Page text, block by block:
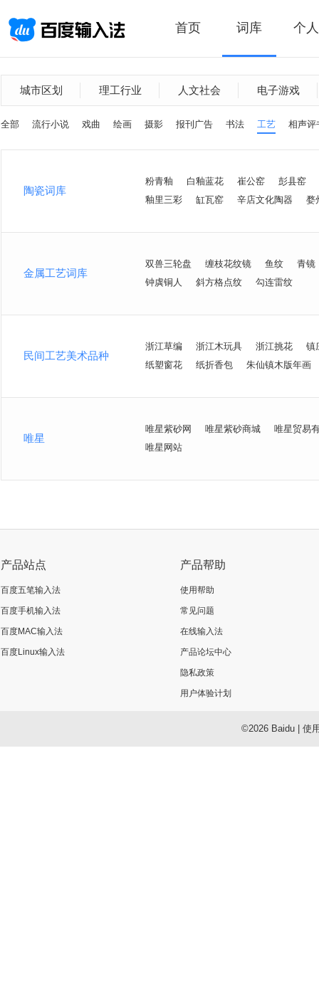
首页 词库 个
城市区划 理工行业 人文社会 电子游戏
全部 流行小说 戏曲 绘画 摄影 报刊广告 书法 工艺 相声评
陶瓷词库
粉青釉 白釉蓝花 崔公窑
彭县窑
釉里三彩
缸瓦窑 辛店文化陶器 婺
金属工艺词库
双兽三轮盘 缠枝花纹镜 鱼纹
青镜
钟虡铜人
斜方格点纹 勾连雷纹
民间工艺美术品种
浙江草编 浙江木玩具 浙江挑花
镇
纸塑窗花
纸折香包 朱仙镇木版年画
唯星
唯星紫砂网 唯星紫砂商城
唯星贸易
唯星网站
产品站点
百度五笔输入法
百度手机输入法
百度MAC输入法
百度Linux输入法
产品帮助
使用帮助
常见问题
在线输入法
产品论坛中心
隐私政策
用户体验计划
©2026 Baidu| 使